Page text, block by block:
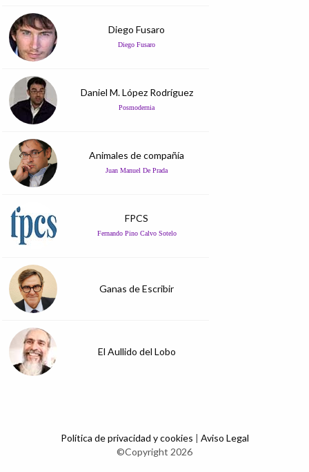
Diego Fusaro
Diego Fusaro
Daniel M. López Rodríguez
Posmodernia
Animales de compañía
Juan Manuel De Prada
FPCS
Fernando Pino Calvo Sotelo
Ganas de Escribir
El Aullido del Lobo
Política de privacidad y cookies | Aviso Legal
©Copyright 2026